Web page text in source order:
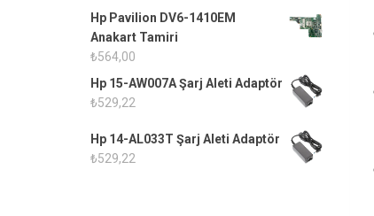
Hp Pavilion DV6-1410EM
Anakart Tamiri
₺564,00
Hp 15-AW007A Şarj Aleti Adaptör
₺529,22
Hp 14-AL033T Şarj Aleti Adaptör
₺529,22